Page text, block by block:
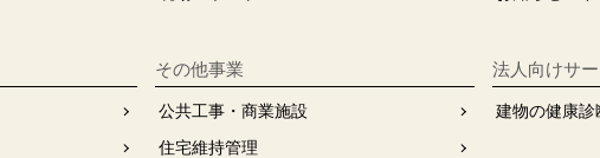
その他事業
公共工事・商業施設
住宅維持管理
法人向けサ
建物の健康診